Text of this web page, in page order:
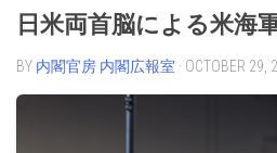
日米両首脳による米海
BY 内閣官房 内閣広報室 · OCTOBER 29,